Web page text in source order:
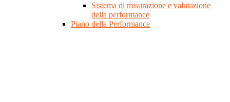
Sistema di misurazione e valutazione
della performance
Piano della Performance